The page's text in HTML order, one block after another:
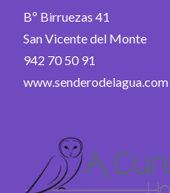
Bº Birruezas 41
San Vicente del Monte
942 70 50 91
www.senderodelagua.com